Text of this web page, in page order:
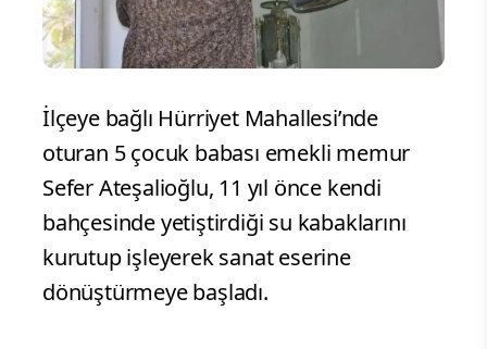
İlçeye bağlı Hürriyet Mahallesi’nde
oturan 5 çocuk babası emekli memur
Sefer Ateşalioğlu, 11 yıl önce kendi
bahçesinde yetiştirdiği su kabaklarını
kurutup işleyerek sanat eserine
dönüştürmeye başladı.